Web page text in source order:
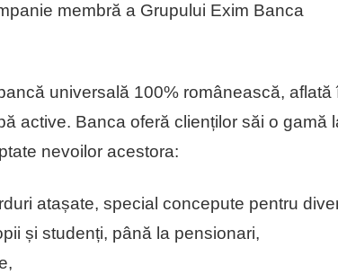
membră a Grupului Exim Banca
universală 100% românească, aflată
active. Banca oferă clienților săi o gamă
nevoilor acestora:
atașate, special concepute pentru
și studenți, până la pensionari,